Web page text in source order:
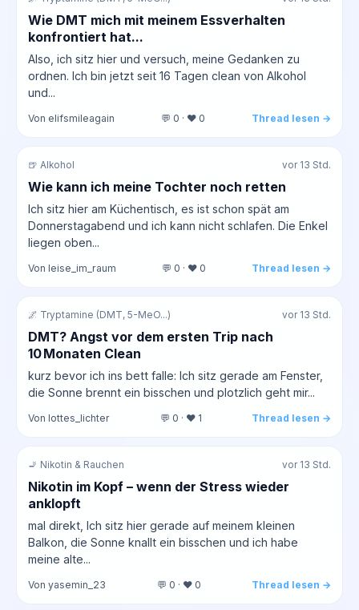
Wie DMT mich mit meinem Essverhalten
konfrontiert hat...
Also, ich sitz hier und versuch, meine Gedanken zu
ordnen. Ich bin jetzt seit 16 Tagen clean von Alkohol
und...
Von elifsmileagain 💬 0 · ❤️ 0 Thread lesen →
🍺 Alkohol vor 13 Std.
Wie kann ich meine Tochter noch retten
Ich sitz hier am Küchentisch, es ist schon spät am
Donnerstagabend und ich kann nicht schlafen. Die Enkel
liegen oben...
Von leise_im_raum 💬 0 · ❤️ 0 Thread lesen →
🌌 Tryptamine (DMT, 5-MeO...) vor 13 Std.
DMT? Angst vor dem ersten Trip nach
10 Monaten Clean
kurz bevor ich ins bett falle: Ich sitz gerade am Fenster,
die Sonne brennt ein bisschen und plotzlich geht mir...
Von lottes_lichter 💬 0 · ❤️ 1 Thread lesen →
🚬 Nikotin & Rauchen vor 13 Std.
Nikotin im Kopf – wenn der Stress wieder
anklopft
mal direkt, Ich sitz hier gerade auf meinem kleinen
Balkon, die Sonne knallt ein bisschen und ich habe
meine alte...
Von yasemin_23 💬 0 · ❤️ 0 Thread lesen →